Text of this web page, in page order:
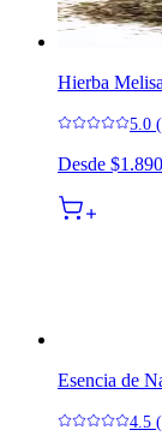
Hierba Melisa
5.0
Desde $1.890
Esencia de
4.5